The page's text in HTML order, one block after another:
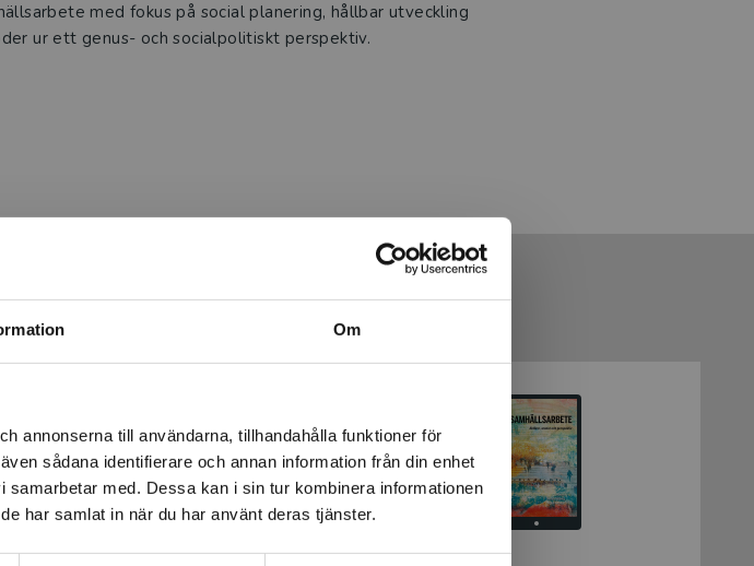
Om
annonserna till användarna, tillhandahålla funktioner för
sådana identifierare och annan information från din enhet
med. Dessa kan i sin tur kombinera informationen
har samlat in när du har använt deras tjänster.
studentlitteratur.se via en
inte leveranser utanför
ett köp måste
Läs mer
med fokus på social planering, hållbar utveckling
ur ett genus- och socialpolitiskt perspektiv.